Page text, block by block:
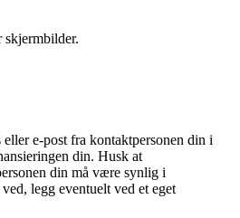
skjermbilder.
e-post fra kontaktpersonen din i
din. Husk at
din må være synlig i
legg eventuelt ved et eget